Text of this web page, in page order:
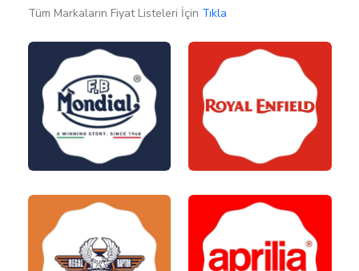
Tüm Markaların Fiyat Listeleri İçin Tıkla